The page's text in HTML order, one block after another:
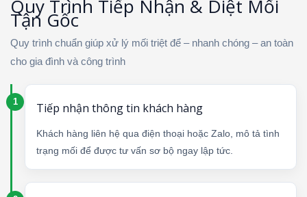
Quy Trình Tiếp Nhận & Diệt Mối
Tận Gốc
Quy trình chuẩn giúp xử lý mối triệt để – nhanh chóng – an toàn
cho gia đình và công trình
Tiếp nhận thông tin khách hàng
Khách hàng liên hệ qua điện thoại hoặc Zalo, mô tả tình
trạng mối để được tư vấn sơ bộ ngay lập tức.